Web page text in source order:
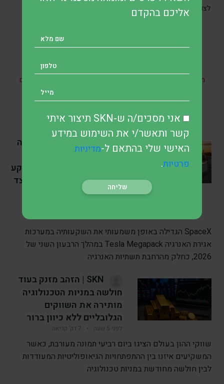
לצורכי תקשורת ושירות בהתאם ל
* אין במאמר זה, בחלקו או במלואו, כל הבטחה להשגת תשואות
מהשקעות ואין האמור בו מהווה ייעוץ מקצועי לבצע השקעות בתחום
SKN | SpaceX מרחיבה
את רכישות מערכות ה-
Megapack של Tesla על רקע
הגידול בביקוש לאנרגיה מצד
מרכזי הנתונים לבינה
SpaceX הגדילה באופן משמעותי את השקעותיה במערכות
אגירת האנרגיה Tesla Megapack במהלך הרבעון השני של
2026, כחלק מהרחבת תשתיות האנרגיה
SKN | הזהב מזנק בעוד
חולשה במניות הטכנולוגיה
מותירה את השווקים
הגלובליים ללא כיוון ברור
לפני 5 שעה • 7 דק’ קריאה
שווקי ההון בעולם הציגו ביום רביעי תמונה מעורבת, כאשר
המשקיעים איזנו בין ההתפתחויות הגיאופוליטיות המעודדות
לבין חולשה מחודשת במניות טכנולוגיה
אליכם בהקדם
אני מסכים/ה ש-SKN תיצור איתי
קשר ותאשר/י את השימוש במידע
האישי שלי בהתאם ל-מדיניות
פרטיות.